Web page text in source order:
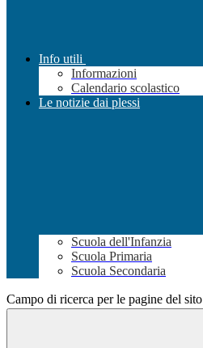
Info utili
Informazioni
Calendario scolastico
Le notizie dai plessi
Scuola dell'Infanzia
Scuola Primaria
Scuola Secondaria
Campo di ricerca per le pagine del sito